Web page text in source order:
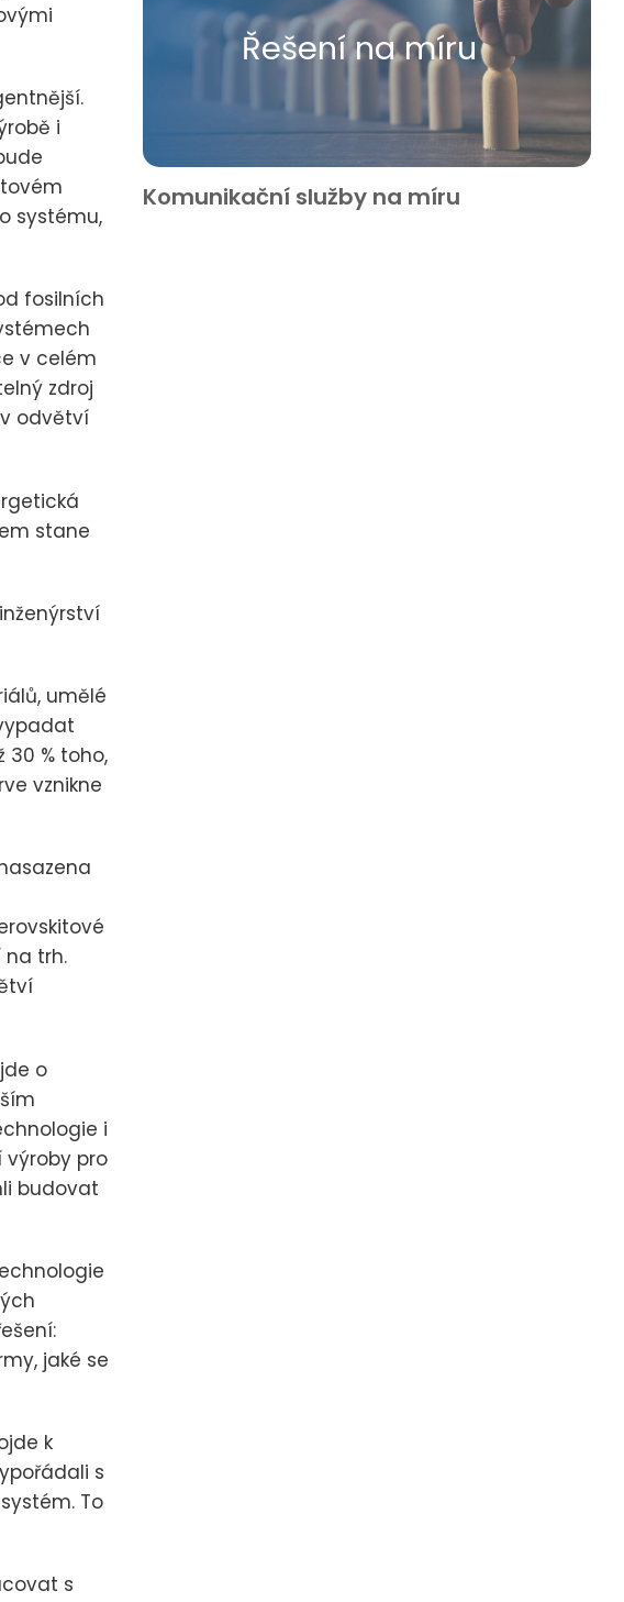
i
systému,
fosilních
v celém
zdroj
odvětví
stane
umělé
% toho,
vznikne
na trh.
o
i
výroby pro
budovat
jaké se
k
s
To
s
Řešení na míru
Komunikační služby na míru